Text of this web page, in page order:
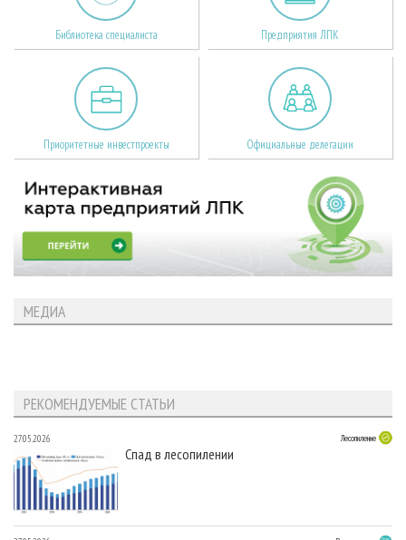
Библиотека специалиста Предприятия ЛПК
Приоритетные инвестпроекты Официальные делегации
МЕДИА
РЕКОМЕНДУЕМЫЕ СТАТЬИ
27.05.2026 Лесопиление
Спад в лесопилении